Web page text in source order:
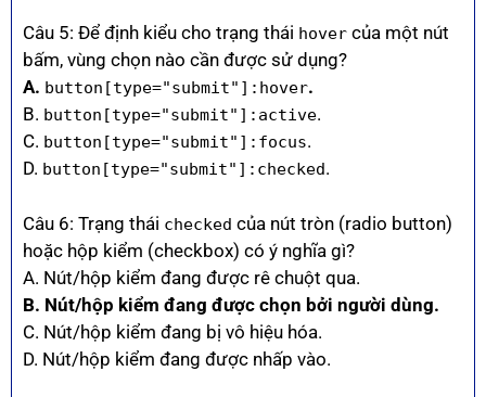
Câu 5: Để định kiểu cho trạng thái hover của một nút
bấm, vùng chọn nào cần được sử dụng?
A. button[type="submit"]:hover.
B. button[type="submit"]:active.
C. button[type="submit"]:focus.
D. button[type="submit"]:checked.
Câu 6: Trạng thái checked của nút tròn (radio button)
hoặc hộp kiểm (checkbox) có ý nghĩa gì?
A. Nút/hộp kiểm đang được rê chuột qua.
B. Nút/hộp kiểm đang được chọn bởi người dùng.
C. Nút/hộp kiểm đang bị vô hiệu hóa.
D. Nút/hộp kiểm đang được nhấp vào.